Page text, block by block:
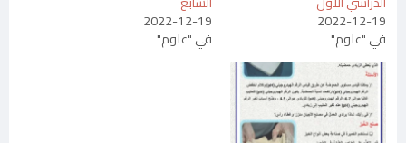
2022-12-19
في "علوم"
2022-12-19
في "علوم"